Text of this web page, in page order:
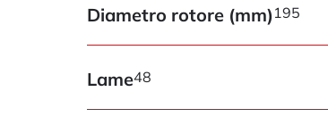
Diametro rotore (mm) 195
Lame48